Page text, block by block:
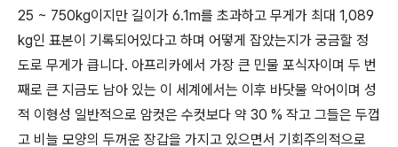
25 ~ 750kg이지만 길이가 6.1m를 초과하고 무게가 최대 1,089
kg인 표본이 기록되어있다고 하며 어떻게 잡았는지가 궁금할 정
도로 무게가 큽니다. 아프리카에서 가장 큰 민물 포식자이며 두 번
째로 큰 지금도 남아 있는 이 세계에서는 이후 바닷물 악어이며 성
적 이형성 일반적으로 암컷은 수컷보다 약 30 % 작고 그들은 두껍
고 비늘 모양의 두꺼운 장갑을 가지고 있으면서 기회주의적으로